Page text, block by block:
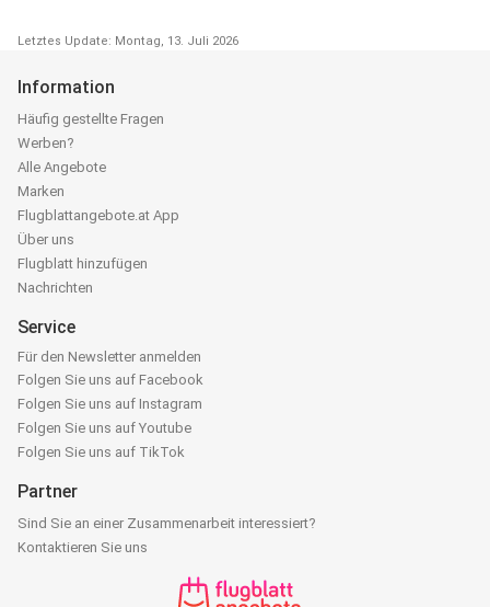
Letztes Update: Montag, 13. Juli 2026
Information
Häufig gestellte Fragen
Werben?
Alle Angebote
Marken
Flugblattangebote.at App
Über uns
Flugblatt hinzufügen
Nachrichten
Service
Für den Newsletter anmelden
Folgen Sie uns auf Facebook
Folgen Sie uns auf Instagram
Folgen Sie uns auf Youtube
Folgen Sie uns auf TikTok
Partner
Sind Sie an einer Zusammenarbeit interessiert?
Kontaktieren Sie uns